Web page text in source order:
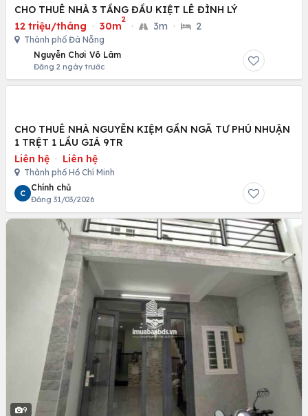
CHO THUÊ NHÀ 3 TẦNG ĐẦU KIỆT LÊ ĐÌNH LÝ
12 triệu/tháng · 30m
2
· 3m · 2
Thành phố Đà Nẵng
Nguyễn Chơi Võ Lâm
Đăng 2 ngày trước
CHO THUÊ NHÀ NGUYỄN KIỆM GẦN NGÃ TƯ PHÚ NHUẬN
1 TRỆT 1 LẦU GIÁ 9TR
Liên hệ · Liên hệ
Thành phố Hồ Chí Minh
C
Chính chủ
Đăng 31/03/2026
9